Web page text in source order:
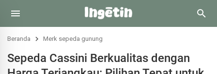
Beranda Merk sepeda gunung
Sepeda Cassini Berkualitas dengan